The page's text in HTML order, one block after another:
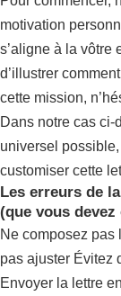
motivation
s’aligne à la vôtre
d’illustrer
cette mission,
Dans notre cas
universel
customiser cette
Les erreurs de
(que vous devez
Ne composez pas
pas ajuster Évitez
Envoyer la lettre